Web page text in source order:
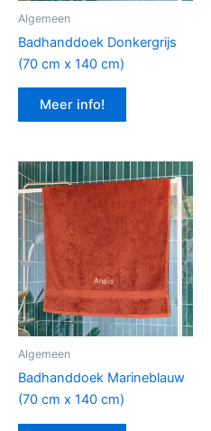
Algemeen
Badhanddoek Donkergrijs
(70 cm x 140 cm)
Meer info!
Algemeen
Badhanddoek Marineblauw
(70 cm x 140 cm)